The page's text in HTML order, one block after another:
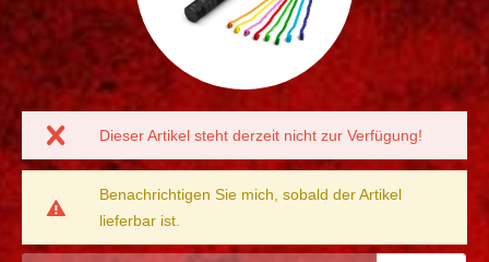
Dieser Artikel steht derzeit nicht zur Verfügung!
Benachrichtigen Sie mich, sobald der Artikel
lieferbar ist.